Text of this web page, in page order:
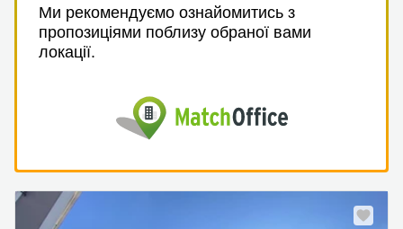
Ми рекомендуємо ознайомитись з
пропозиціями поблизу обраної вами
локації.